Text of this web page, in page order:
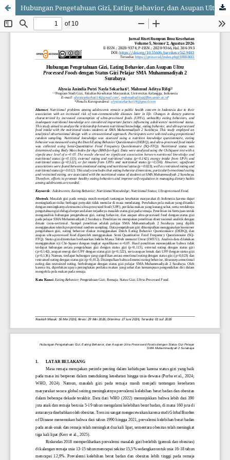
Hubungan Pengetahuan Gizi, Eating Behavior, dan Asupan Ultra Processed Foods dengan Status Gizi Pelajar SMA Muhammadiyah 2 Surabaya